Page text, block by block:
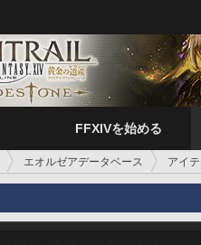
FFXIVを始める
エオルゼアデータベース アイ